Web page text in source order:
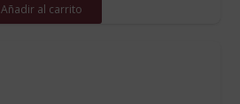
Añadir al carrito